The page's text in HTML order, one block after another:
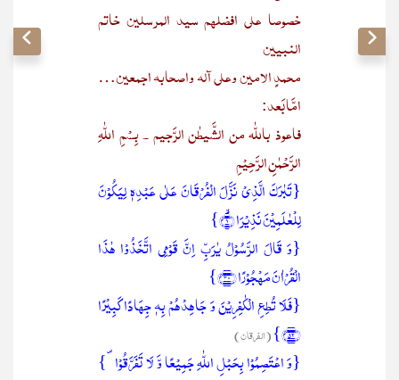
خصوصا علی افضلھم سید المرسلین خاتم
النبیین
محمدٍ الامین وعلی آلہ واصحابہ اجمعین…
امَّا بَعد:
فاعوذ باللّٰہ من الشَّیطٰن الرَّجیم ۔ بِسْمِ اللّٰہِ
الرَّحْمٰنِ الرَّحِیْمِ
{تَبٰرَکَ الَّذِیۡ نَزَّلَ الۡفُرۡقَانَ عَلٰی عَبۡدِہٖ لِیَکُوۡنَ
لِلۡعٰلَمِیۡنَ نَذِیۡرَا ۙ﴿۱﴾}
{وَ قَالَ الرَّسُوۡلُ یٰرَبِّ اِنَّ قَوۡمِی اتَّخَذُوۡا ہٰذَا
الۡقُرۡاٰنَ مَہۡجُوۡرًا ﴿۳۰﴾}
{فَلَا تُطِعِ الۡکٰفِرِیۡنَ وَ جَاہِدۡہُمۡ بِہٖ جِہَادًا کَبِیۡرًا
﴿۵۲﴾}
(الفرقان)
{وَ اعۡتَصِمُوۡا بِحَبۡلِ اللّٰہِ جَمِیۡعًا وَّ لَا تَفَرَّقُوۡا ۪}